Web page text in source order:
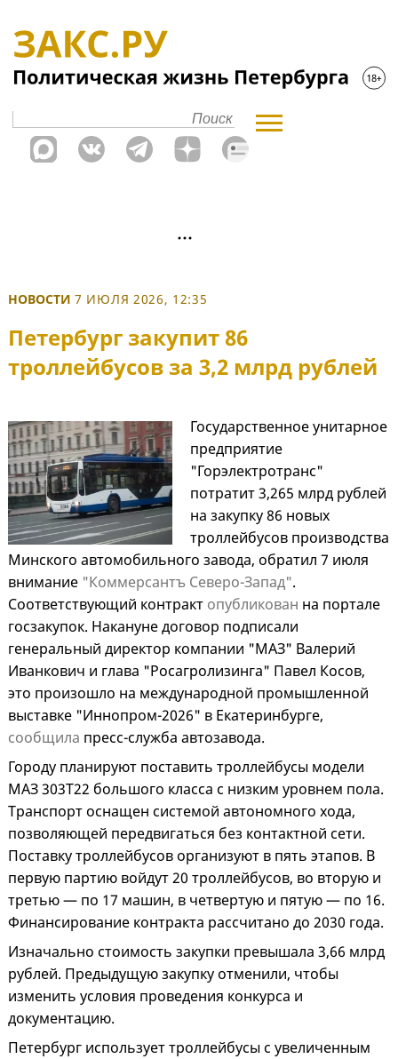
НОВОСТИ 7 ИЮЛЯ 2026, 12:35
Петербург закупит 86
троллейбусов за 3,2 млрд рублей
Государственное унитарное
предприятие
"Горэлектротранс"
потратит 3,265 млрд рублей
на закупку 86 новых
троллейбусов производства
Минского автомобильного завода, обратил 7 июля
внимание "Коммерсантъ Северо-Запад".
Соответствующий контракт опубликован на портале
госзакупок. Накануне договор подписали
генеральный директор компании "МАЗ" Валерий
Иванкович и глава "Росагролизинга" Павел Косов,
это произошло на международной промышленной
выставке "Иннопром-2026" в Екатеринбурге,
сообщила пресс-служба автозавода.
Городу планируют поставить троллейбусы модели
МАЗ 303Т22 большого класса с низким уровнем пола.
Транспорт оснащен системой автономного хода,
позволяющей передвигаться без контактной сети.
Поставку троллейбусов организуют в пять этапов. В
первую партию войдут 20 троллейбусов, во вторую и
третью — по 17 машин, в четвертую и пятую — по 16.
Финансирование контракта рассчитано до 2030 года.
Изначально стоимость закупки превышала 3,66 млрд
рублей. Предыдущую закупку отменили, чтобы
изменить условия проведения конкурса и
документацию.
Петербург использует троллейбусы с увеличенным